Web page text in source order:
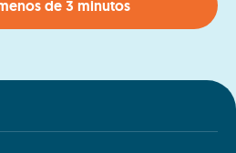
de 3 minutos